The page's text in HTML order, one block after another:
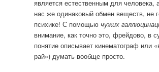
является естественным для человека,
нас же одинаковый обмен веществ, не
психике! С помощью чужих
внимание, как точно это, фрейдово, в
понятие описывает кинематограф или
рай») думать вообще просто.